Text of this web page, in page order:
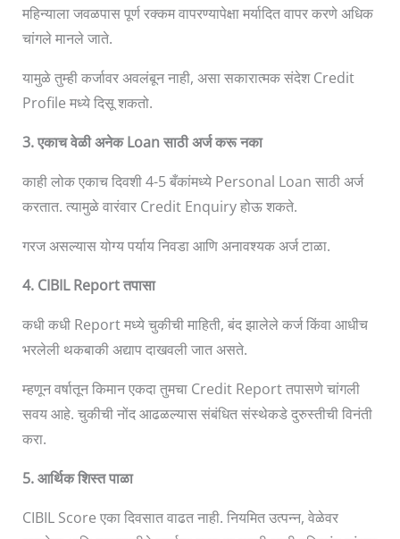
महिन्याला जवळपास पूर्ण रक्कम वापरण्यापेक्षा मर्यादित वापर करणे अधिक
चांगले मानले जाते.
यामुळे तुम्ही कर्जावर अवलंबून नाही, असा सकारात्मक संदेश Credit
Profile मध्ये दिसू शकतो.
3. एकाच वेळी अनेक Loan साठी अर्ज करू नका
काही लोक एकाच दिवशी 4-5 बँकांमध्ये Personal Loan साठी अर्ज
करतात. त्यामुळे वारंवार Credit Enquiry होऊ शकते.
गरज असल्यास योग्य पर्याय निवडा आणि अनावश्यक अर्ज टाळा.
4. CIBIL Report तपासा
कधी कधी Report मध्ये चुकीची माहिती, बंद झालेले कर्ज किंवा आधीच
भरलेली थकबाकी अद्याप दाखवली जात असते.
म्हणून वर्षातून किमान एकदा तुमचा Credit Report तपासणे चांगली
सवय आहे. चुकीची नोंद आढळल्यास संबंधित संस्थेकडे दुरुस्तीची विनंती
करा.
5. आर्थिक शिस्त पाळा
CIBIL Score एका दिवसात वाढत नाही. नियमित उत्पन्न, वेळेवर